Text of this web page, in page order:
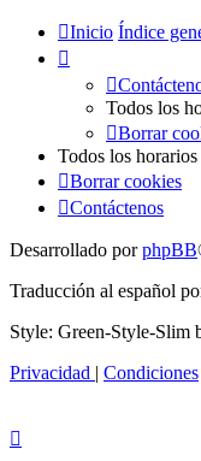
Inicio Índice
Todos los
Borrar
Todos los horarios
Borrar cookies
Contáctenos
Desarrollado porphpBB
Traducción al español
Style: Green-Style-Slim
Privacidad | Condiciones